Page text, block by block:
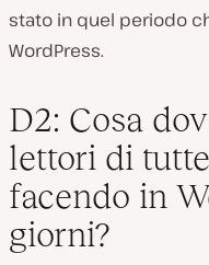
stato in quel periodo
WordPress.
D2: Cosa
lettori di
facendo in
giorni?